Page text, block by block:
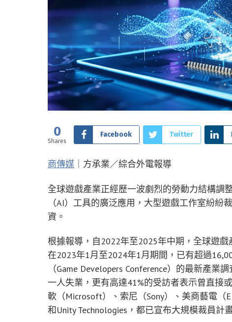
0
Shares
Facebook Twitter
商傳媒 ｜方承業／綜合外電報導
全球遊戲產業正經歷一波劇烈的勞動力結構調
（AI）工具的廣泛應用，大型遊戲工作室紛
資。
根據報導，自2022年至2025年中期，全球遊
在2023年1月至2024年1月期間，已有超過
（Game Developers Conference）的最新產
一人失業，更有高達41%的受訪者表示曾直接
軟（Microsoft）、索尼（Sony）、美商藝電（
和Unity Technologies，都已宣布大規模裁員計